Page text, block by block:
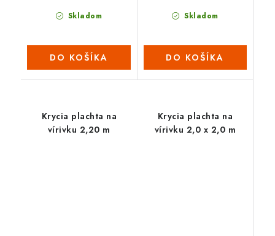
Skladom
DO KOŠÍKA
Skladom
DO KOŠÍKA
Krycia plachta na
vírivku 2,20 m
Krycia plachta na
vírivku 2,0 x 2,0 m